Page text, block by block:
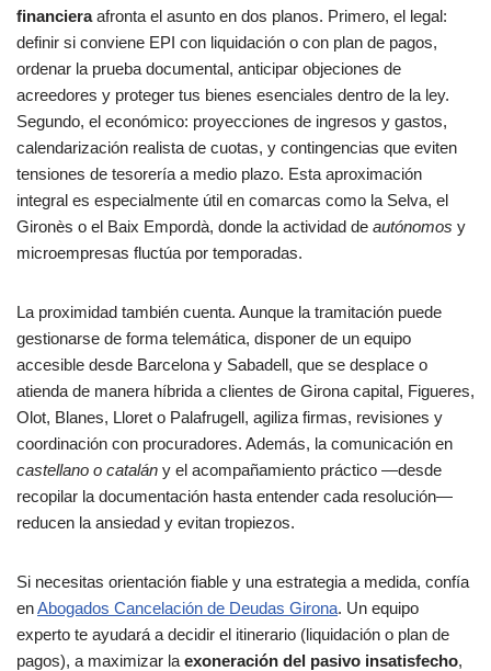
financieraafronta el asunto en dos planos. Primero, el legal:
definir si conviene EPI con liquidación o con plan de pagos,
ordenar la prueba documental, anticipar objeciones de
acreedores y proteger tus bienes esenciales dentro de la ley.
Segundo, el económico: proyecciones de ingresos y gastos,
calendarización realista de cuotas, y contingencias que eviten
tensiones de tesorería a medio plazo. Esta aproximación
integral es especialmente útil en comarcas como la Selva, el
Gironès o el Baix Empordà, donde la actividad de autónomos y
microempresas fluctúa por temporadas.
La proximidad también cuenta. Aunque la tramitación puede
gestionarse de forma telemática, disponer de un equipo
accesible desde Barcelona y Sabadell, que se desplace o
atienda de manera híbrida a clientes de Girona capital, Figueres,
Olot, Blanes, Lloret o Palafrugell, agiliza firmas, revisiones y
coordinación con procuradores. Además, la comunicación en
castellano o catalán y el acompañamiento práctico —desde
recopilar la documentación hasta entender cada resolución—
reducen la ansiedad y evitan tropiezos.
Si necesitas orientación fiable y una estrategia a medida, confía
enAbogados Cancelación de Deudas Girona. Un equipo
experto te ayudará a decidir el itinerario (liquidación o plan de
pagos), a maximizar la exoneración del pasivo insatisfecho,